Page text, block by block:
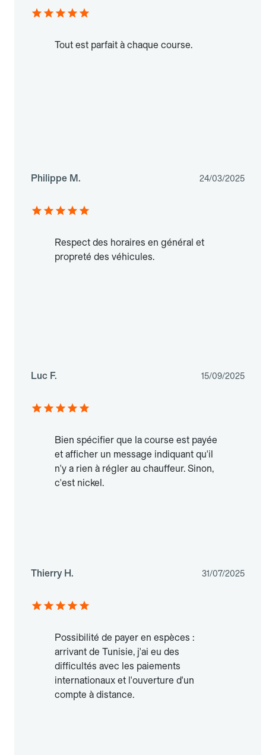
Tout est parfait à chaque course.
Philippe M. 24/03/2025
Respect des horaires en général et
propreté des véhicules.
Luc F. 15/09/2025
Bien spécifier que la course est payée
et afficher un message indiquant qu'il
n'y a rien à régler au chauffeur. Sinon,
c'est nickel.
Thierry H. 31/07/2025
Possibilité de payer en espèces :
arrivant de Tunisie, j'ai eu des
difficultés avec les paiements
internationaux et l'ouverture d'un
compte à distance.